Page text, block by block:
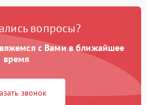
вопросы?
с Вами в ближайшее
время
звонок